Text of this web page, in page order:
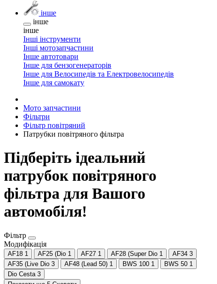
інше
інше
інше
Інші інструменти
Інші мотозапчастини
Інше автотовари
Інше для бензогенераторів
Інше для Велосипедів та Електровелосипедів
Інше для самокату
Мото запчастини
Фільтри
Фільтр повітряний
Патрубки повітряного фільтра
Підберіть ідеальний
патрубок повітряного
фільтра для Вашого
автомобіля!
Фільтр
Модифікація
AF18 1 AF25 (Dio 1 AF27 1 AF28 (Super Dio 1 AF34 3
AF35 (Live Dio 3 AF48 (Lead 50) 1 BWS 100 1 BWS 50 1
Dio Cesta 3